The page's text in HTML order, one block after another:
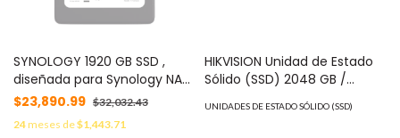
SYNOLOGY 1920 GB SSD ,
diseñada para Synology NAS
MOD: SAT52001920G
$23,890.99 $32,032.43
24meses de$1,443.71
HIKVISION Unidad de Estado
Sólido (SSD) 2048 GB /
PERFORMANCE EXTREMO /
Hasta 3500 MB/s / M.2 NVMe
UNIDADES DE ESTADO SÓLIDO (SSD)